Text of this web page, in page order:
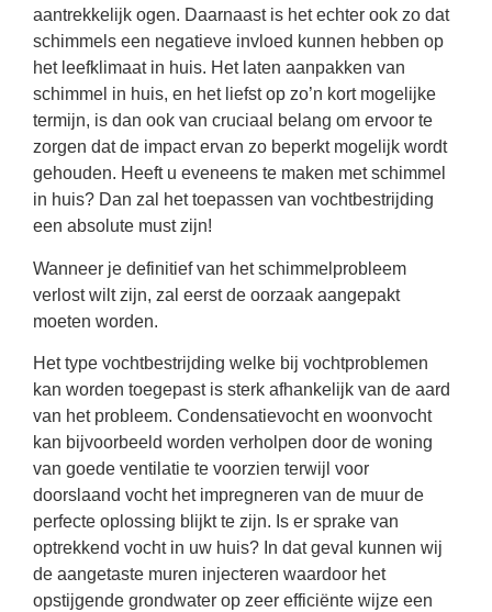
aantrekkelijk ogen. Daarnaast is het echter ook zo dat
schimmels een negatieve invloed kunnen hebben op
het leefklimaat in huis. Het laten aanpakken van
schimmel in huis, en het liefst op zo’n kort mogelijke
termijn, is dan ook van cruciaal belang om ervoor te
zorgen dat de impact ervan zo beperkt mogelijk wordt
gehouden. Heeft u eveneens te maken met schimmel
in huis? Dan zal het toepassen van vochtbestrijding
een absolute must zijn!
Wanneer je definitief van het schimmelprobleem
verlost wilt zijn, zal eerst de oorzaak aangepakt
moeten worden.
Het type vochtbestrijding welke bij vochtproblemen
kan worden toegepast is sterk afhankelijk van de aard
van het probleem. Condensatievocht en woonvocht
kan bijvoorbeeld worden verholpen door de woning
van goede ventilatie te voorzien terwijl voor
doorslaand vocht het impregneren van de muur de
perfecte oplossing blijkt te zijn. Is er sprake van
optrekkend vocht in uw huis? In dat geval kunnen wij
de aangetaste muren injecteren waardoor het
opstijgende grondwater op zeer efficiënte wijze een